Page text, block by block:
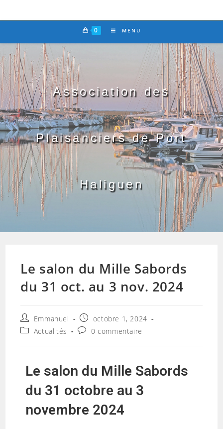
0 MENU
Association des
Plaisanciers de Port
Haliguen
Le salon du Mille Sabords
du 31 oct. au 3 nov. 2024
Emmanuel
octobre 1, 2024
Actualités
0 commentaire
Le salon du Mille Sabords
du 31 octobre au 3
novembre 2024